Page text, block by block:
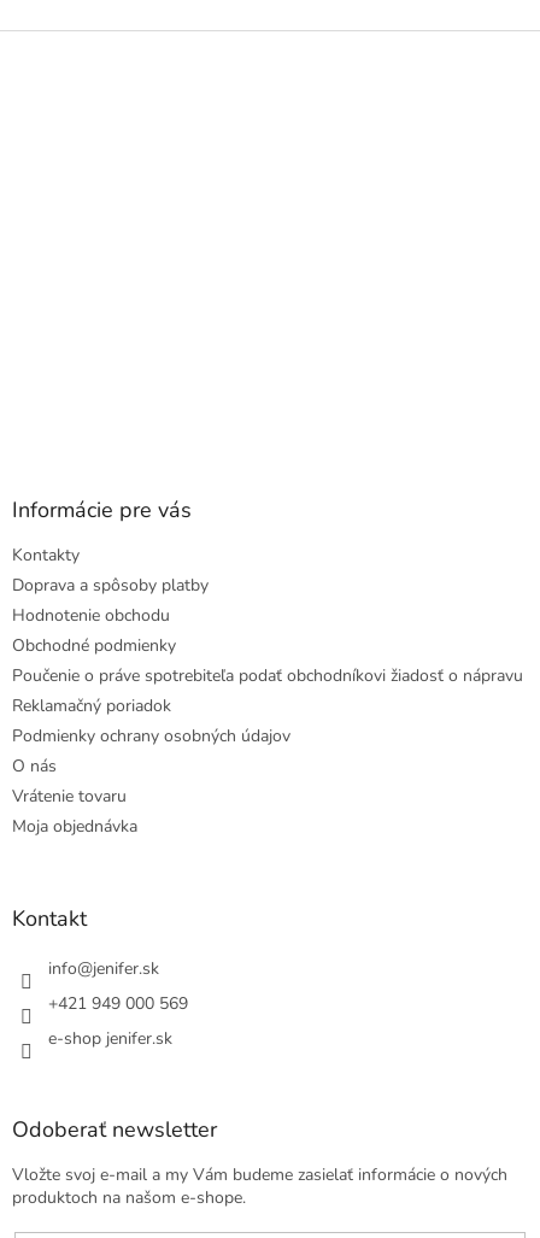
Z
Informácie pre vás
Kontakty
Doprava a spôsoby platby
Hodnotenie obchodu
Obchodné podmienky
Poučenie o práve spotrebiteľa podať obchodníkovi žiadosť o nápravu
Reklamačný poriadok
Podmienky ochrany osobných údajov
O nás
Vrátenie tovaru
Moja objednávka
Kontakt
info@jenifer.sk
+421 949 000 569
e-shop jenifer.sk
Odoberať newsletter
Vložte svoj e-mail a my Vám budeme zasielať informácie o nových
produktoch na našom e-shope.